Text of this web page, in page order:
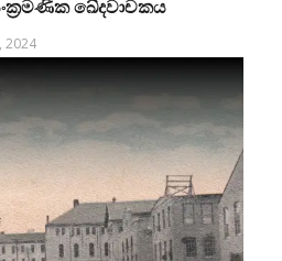
ඛේදවාචකය
2024